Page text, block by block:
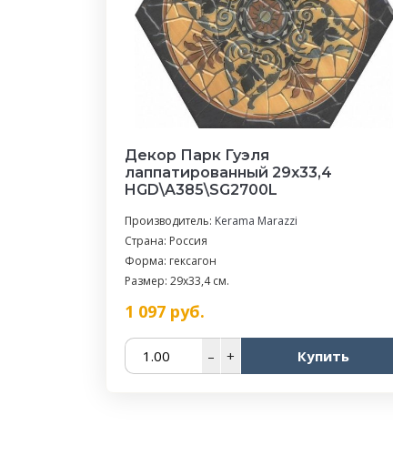
Декор Парк Гуэля
лаппатированный 29x33,4
HGD\A385\SG2700L
Производитель: Kerama Marazzi
Страна: Россия
Форма: гексагон
Размер: 29x33,4 см.
1 097 руб.
– + Купить